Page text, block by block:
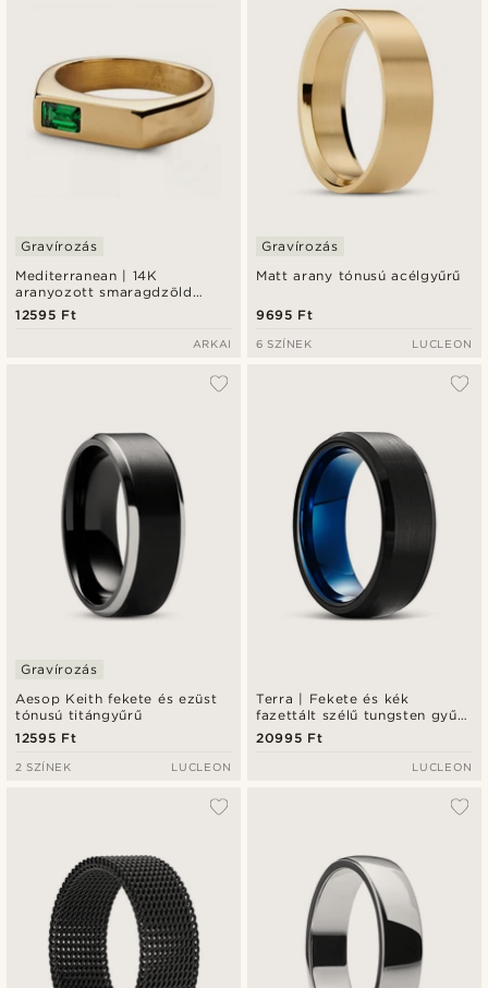
Mediterranean | 14K
aranyozott smaragdzöld
cirkóniás pecsétgyűrű
Gravírozás
12595 Ft
ARKAI
Matt arany tónusú acélgyűrű
Gravírozás
9695 Ft
6 SZÍNEK LUCLEON
Aesop Keith fekete és ezüst
tónusú titángyűrű
Gravírozás
12595 Ft
2 SZÍNEK LUCLEON
Terra | Fekete és kék
fazettált szélű tungsten gyűrű
8 mm
20995 Ft
LUCLEON